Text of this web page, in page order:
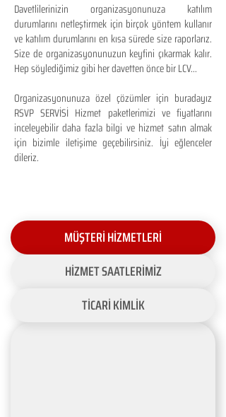
Davetlilerinizin organizasyonunuza katılım
durumlarını netleştirmek için birçok yöntem kullanır
ve katılım durumlarını en kısa sürede size raporlarız.
Size de organizasyonunuzun keyfini çıkarmak kalır.
Hep söylediğimiz gibi her davetten önce bir LCV...
Organizasyonunuza özel çözümler için buradayız
RSVP SERVİSİ Hizmet paketlerimizi ve fiyatlarını
inceleyebilir daha fazla bilgi ve hizmet satın almak
için bizimle iletişime geçebilirsiniz. İyi eğlenceler
dileriz.
MÜŞTERİ HİZMETLERİ
HİZMET SAATLERİMİZ
TİCARİ KİMLİK